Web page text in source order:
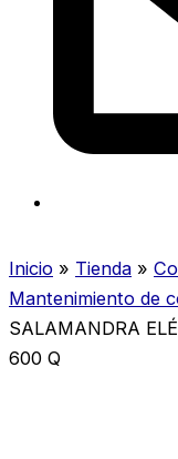
Inicio » Tienda »
Mantenimiento de
SALAMANDRA
600 Q